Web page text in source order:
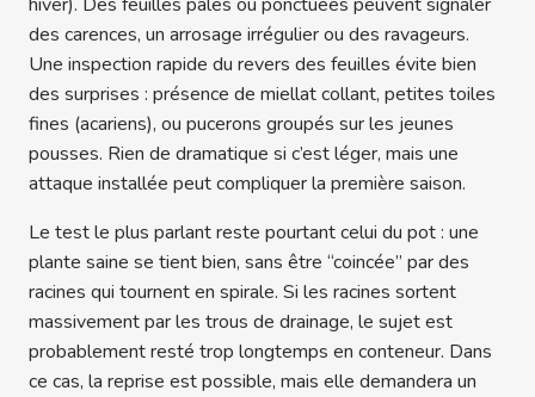
des carences, un arrosage irrégulier ou des ravageurs.
Une inspection rapide du revers des feuilles évite bien
des surprises : présence de miellat collant, petites toiles
fines (acariens), ou pucerons groupés sur les jeunes
pousses. Rien de dramatique si c’est léger, mais une
attaque installée peut compliquer la première saison.
Le test le plus parlant reste pourtant celui du pot : une
plante saine se tient bien, sans être “coincée” par des
racines qui tournent en spirale. Si les racines sortent
massivement par les trous de drainage, le sujet est
probablement resté trop longtemps en conteneur. Dans
ce cas, la reprise est possible, mais elle demandera un